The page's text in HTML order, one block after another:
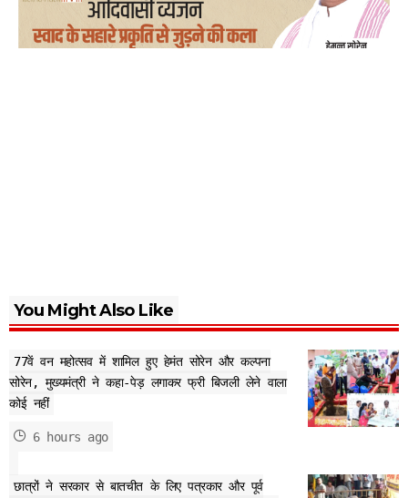
You Might Also Like
77वें वन महोत्सव में शामिल हुए हेमंत सोरेन और कल्पना
सोरेन, मुख्यमंत्री ने कहा-पेड़ लगाकर फ्री बिजली लेने वाला
कोई नहीं
6 hours ago
छात्रों ने सरकार से बातचीत के लिए पत्रकार और पूर्व